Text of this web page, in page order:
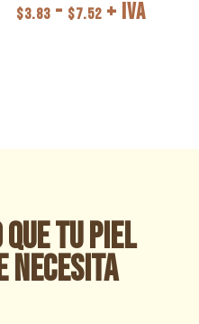
$3.83 - $7.52Rango
+ IVA
que tu piel
necesita